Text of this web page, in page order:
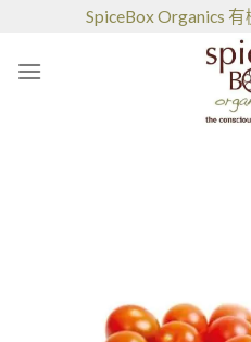
SpiceBox Organics